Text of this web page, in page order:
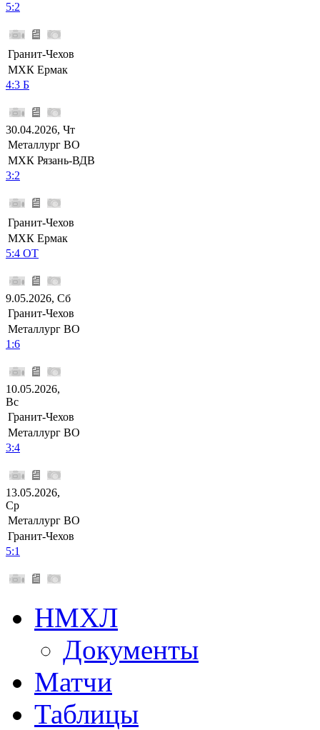
5:2
Гранит-Чехов
МХК Ермак
4:3 Б
30.04.2026, Чт
Металлург ВО
МХК Рязань-ВДВ
3:2
Гранит-Чехов
МХК Ермак
5:4 ОТ
9.05.2026, Сб
Гранит-Чехов
Металлург ВО
1:6
10.05.2026,
Вс
Гранит-Чехов
Металлург ВО
3:4
13.05.2026,
Ср
Металлург ВО
Гранит-Чехов
5:1
НМХЛ
Документы
Матчи
Таблицы